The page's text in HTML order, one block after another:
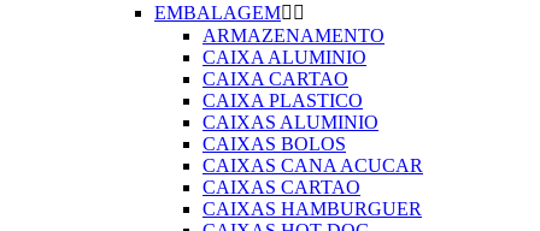
EMBALAGEM 
ARMAZENAMENTO
CAIXA ALUMINIO
CAIXA CARTAO
CAIXA PLASTICO
CAIXAS ALUMINIO
CAIXAS BOLOS
CAIXAS CANA ACUCAR
CAIXAS CARTAO
CAIXAS HAMBURGUER